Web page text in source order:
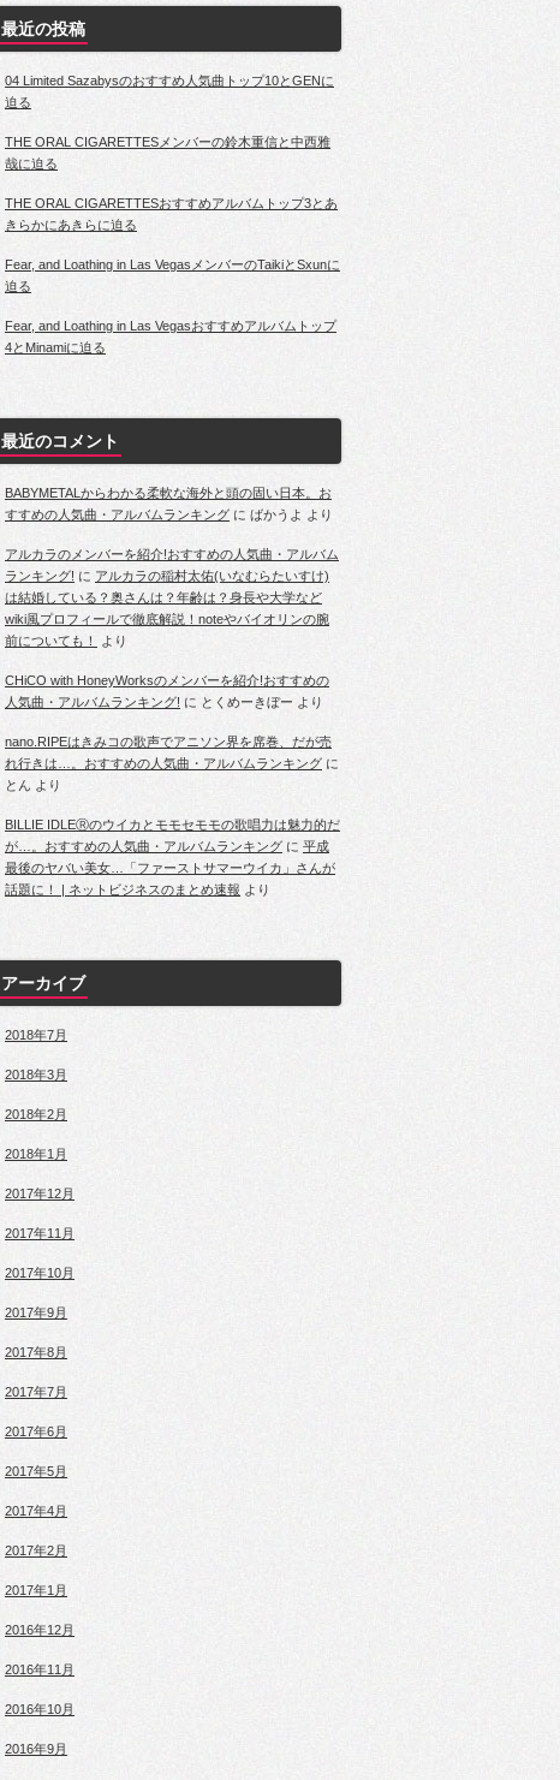
最近の投稿
04 Limited Sazabysのおすすめ人気曲トップ10とGENに
迫る
THE ORAL CIGARETTESメンバーの鈴木重信と中西雅
哉に迫る
THE ORAL CIGARETTESおすすめアルバムトップ3とあ
きらかにあきらに迫る
Fear, and Loathing in Las VegasメンバーのTaikiとSxunに
迫る
Fear, and Loathing in Las Vegasおすすめアルバムトップ
4とMinamiに迫る
最近のコメント
BABYMETALからわかる柔軟な海外と頭の固い日本。お
すすめの人気曲・アルバムランキング に ばかうよ より
アルカラのメンバーを紹介!おすすめの人気曲・アルバム
ランキング! に アルカラの稲村太佑(いなむらたいすけ)
は結婚している？奥さんは？年齢は？身長や大学など
wiki風プロフィールで徹底解説！noteやバイオリンの腕
前についても！
より
CHiCO with HoneyWorksのメンバーを紹介!おすすめの
人気曲・アルバムランキング! に とくめーきぼー より
nano.RIPEはきみコの歌声でアニソン界を席巻、だが売
れ行きは…。おすすめの人気曲・アルバムランキング に
とん より
BILLIE IDLEⓇのウイカとモモセモモの歌唱力は魅力的だ
が…。おすすめの人気曲・アルバムランキング に 平成
最後のヤバい美女…「ファーストサマーウイカ」さんが
話題に！ | ネットビジネスのまとめ速報 より
アーカイブ
2018年7月
2018年3月
2018年2月
2018年1月
2017年12月
2017年11月
2017年10月
2017年9月
2017年8月
2017年7月
2017年6月
2017年5月
2017年4月
2017年2月
2017年1月
2016年12月
2016年11月
2016年10月
2016年9月